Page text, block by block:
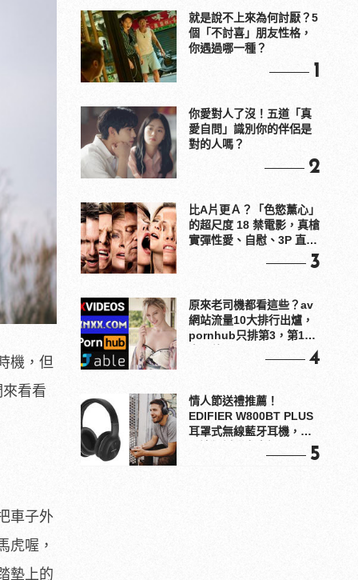
機，但
看看
車子外
虎喔，
墊上的
就是說不上來為何討厭？5
個「不討喜」朋友性格，
你遇過哪一種？
1
你愛對人了沒！五道「真
愛自問」識別你的伴侶是
對的人嗎？
2
比A片更Ａ？「色慾薰心」
的超尺度 18 禁電影，真槍
實彈性愛、自慰、3P 直接
3
原來老司機都看這些？av
網站流量10大排行出爐，
pornhub只排第3，第1名
4
情人節送禮推薦！
EDIFIER W800BT PLUS
耳罩式無線藍牙耳機，在
5